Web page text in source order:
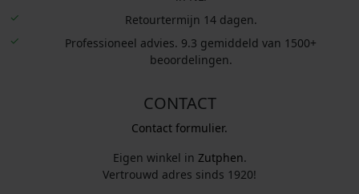
Retourtermijn 14 dagen.
Professioneel advies. 9.3 gemiddeld van 1500+
beoordelingen.
CONTACT
Contact formulier.
Eigen winkel in Zutphen.
Vertrouwd adres sinds 1920!